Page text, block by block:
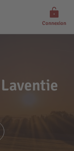
Connexion